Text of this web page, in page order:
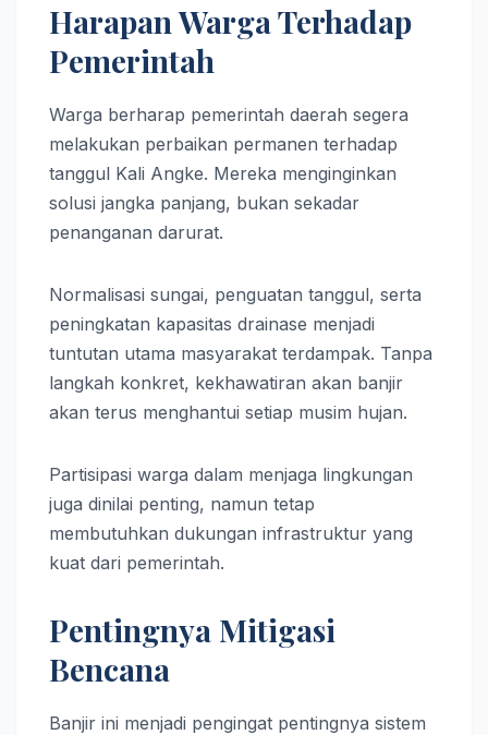
Harapan Warga Terhadap
Pemerintah
Warga berharap pemerintah daerah segera
melakukan perbaikan permanen terhadap
tanggul Kali Angke. Mereka menginginkan
solusi jangka panjang, bukan sekadar
penanganan darurat.
Normalisasi sungai, penguatan tanggul, serta
peningkatan kapasitas drainase menjadi
tuntutan utama masyarakat terdampak. Tanpa
langkah konkret, kekhawatiran akan banjir
akan terus menghantui setiap musim hujan.
Partisipasi warga dalam menjaga lingkungan
juga dinilai penting, namun tetap
membutuhkan dukungan infrastruktur yang
kuat dari pemerintah.
Pentingnya Mitigasi
Bencana
Banjir ini menjadi pengingat pentingnya sistem